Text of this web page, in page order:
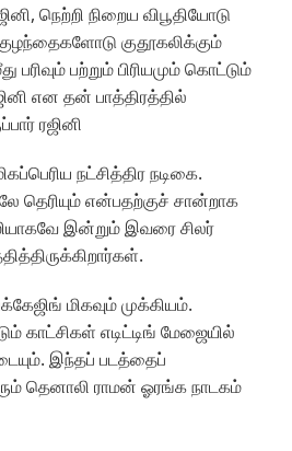
நெற்றி நிறைய விபூதியோடு
குதூகலிக்கும்
பரிவும் பற்றும் பிரியமும் கொட்டும்
என தன் பாத்திரத்தில்
ரஜினி
நட்சித்திர நடிகை.
தெரியும் என்பதற்குச் சான்றாக
இன்றும் இவரை சிலர்
மிகவும் முக்கியம்.
காட்சிகள் எடிட்டிங் மேஜையில்
இந்தப் படத்தைப்
தெனாலி ராமன் ஓரங்க நாடகம்